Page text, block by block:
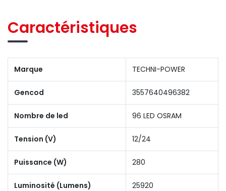
Caractéristiques
Marque TECHNI-POWER
Gencod 3557640496382
Nombre de led 96 LED OSRAM
Tension (V) 12/24
Puissance (W) 280
Luminosité (Lumens) 25920